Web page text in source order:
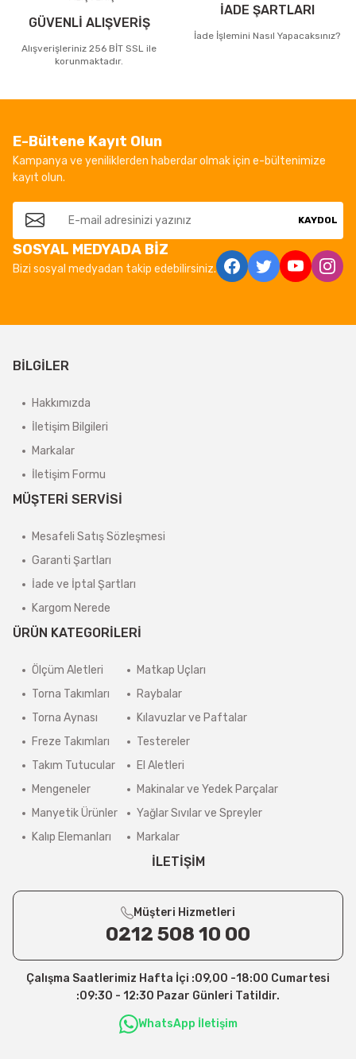
GÜVENLİ ALIŞVERİŞ
Alışverişleriniz 256 BİT SSL ile
korunmaktadır.
İADE ŞARTLARI
İade İşlemini Nasıl Yapacaksınız?
E-Bültene Kayıt Olun
Kampanya ve yeniliklerden haberdar olmak için e-bültenimize
kayıt olun.
KAYDOL
SOSYAL MEDYADA BİZ
Bizi sosyal medyadan takip edebilirsiniz.
BİLGİLER
Hakkımızda
İletişim Bilgileri
Markalar
İletişim Formu
MÜŞTERİ SERVİSİ
Mesafeli Satış Sözleşmesi
Garanti Şartları
İade ve İptal Şartları
Kargom Nerede
ÜRÜN KATEGORİLERİ
Ölçüm Aletleri
Torna Takımları
Torna Aynası
Freze Takımları
Takım Tutucular
Mengeneler
Manyetik Ürünler
Kalıp Elemanları
Matkap Uçları
Raybalar
Kılavuzlar ve Paftalar
Testereler
El Aletleri
Makinalar ve Yedek Parçalar
Yağlar Sıvılar ve Spreyler
Markalar
İLETİŞİM
Müşteri Hizmetleri
0212 508 10 00
Çalışma Saatlerimiz Hafta İçi :09,00 -18:00 Cumartesi
:09:30 - 12:30 Pazar Günleri Tatildir.
WhatsApp İletişim